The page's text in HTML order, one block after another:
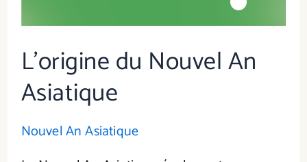
L’origine du Nouvel An
Asiatique
Nouvel An Asiatique